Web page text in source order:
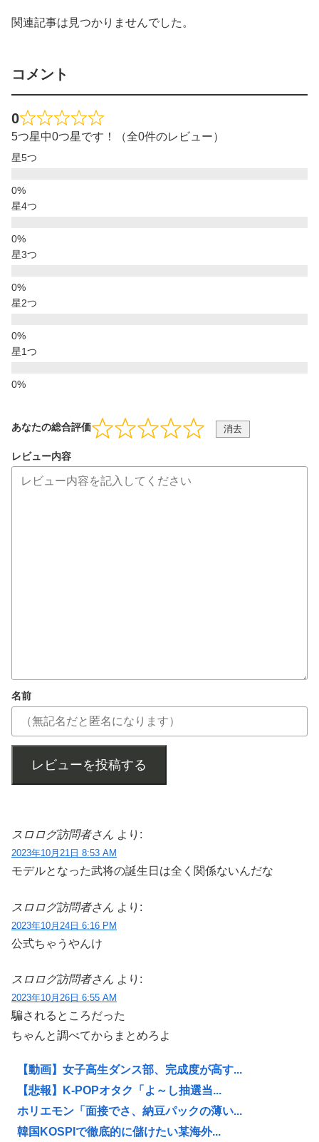
関連記事は見つかりませんでした。
コメント
0
5つ星中0つ星です！（全0件のレビュー）
星5つ
星4つ
星3つ
星2つ
星1つ
あなたの総合評価 消去
レビュー内容
名前
レビューを投稿する
スロログ訪問者さん より:
2023年10月21日 8:53 AM
モデルとなった武将の誕生日は全く関係ないんだな
スロログ訪問者さん より:
2023年10月24日 6:16 PM
公式ちゃうやんけ
スロログ訪問者さん より:
2023年10月26日 6:55 AM
騙されるところだった
ちゃんと調べてからまとめろよ
【動画】女子高生ダンス部、完成度が高す...
【悲報】K-POPオタク「よ～し抽選当...
ホリエモン「面接でさ、納豆パックの薄い...
韓国KOSPIで徹底的に儲けたい某海外...